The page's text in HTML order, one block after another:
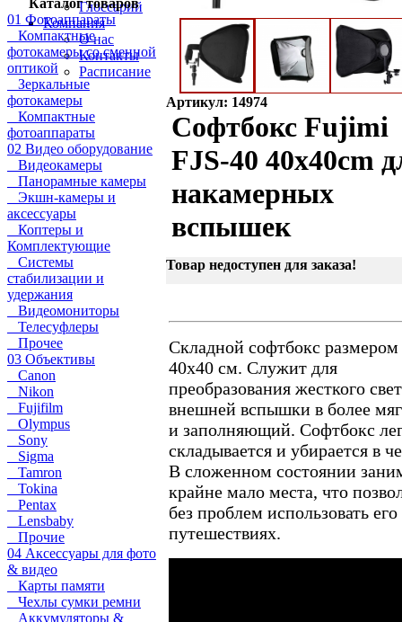
Глоссарий
Компания
О нас
Контакты
Расписание
Каталог товаров
01 Фотоаппараты
Компактные
фотокамеры со сменной
оптикой
Зеркальные
фотокамеры
Компактные
фотоаппараты
02 Видео оборудование
Видеокамеры
Панорамные камеры
Экшн-камеры и
аксессуары
Коптеры и
Комплектующие
Системы
стабилизации и
удержания
Видеомониторы
Телесуфлеры
Прочее
03 Объективы
Canon
Nikon
Fujifilm
Olympus
Sony
Sigma
Tamron
Tokina
Pentax
Lensbaby
Прочие
04 Аксессуары для фото
& видео
Карты памяти
Чехлы сумки ремни
Аккумуляторы &
Артикул: 14974
Софтбокс Fujimi
FJS-40 40x40cm
накамерных
вспышек
Товар недоступен для заказа!
Складной софтбокс размером
40х40 см. Служит для
преобразования жесткого
внешней вспышки в более
и заполняющий. Софтбокс
складывается и убирается в
В сложенном состоянии
крайне мало места, что
без проблем использовать его
путешествиях.